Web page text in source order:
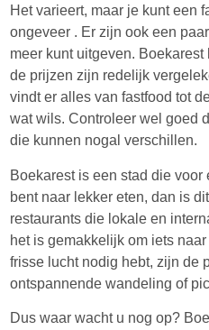
Het varieert, maar je kunt een
ongeveer . Er zijn ook een
meer kunt uitgeven.
de prijzen zijn redelijk
vindt er alles van fastfood tot
wat wils. Controleer wel goed
die kunnen nogal verschillen.
Boekarest is een stad die
bent naar lekker eten, dan is
restaurants die lokale en
het is gemakkelijk om iets
frisse lucht nodig hebt, zijn de
ontspannende wandeling of
Dus waar wacht u nog op?